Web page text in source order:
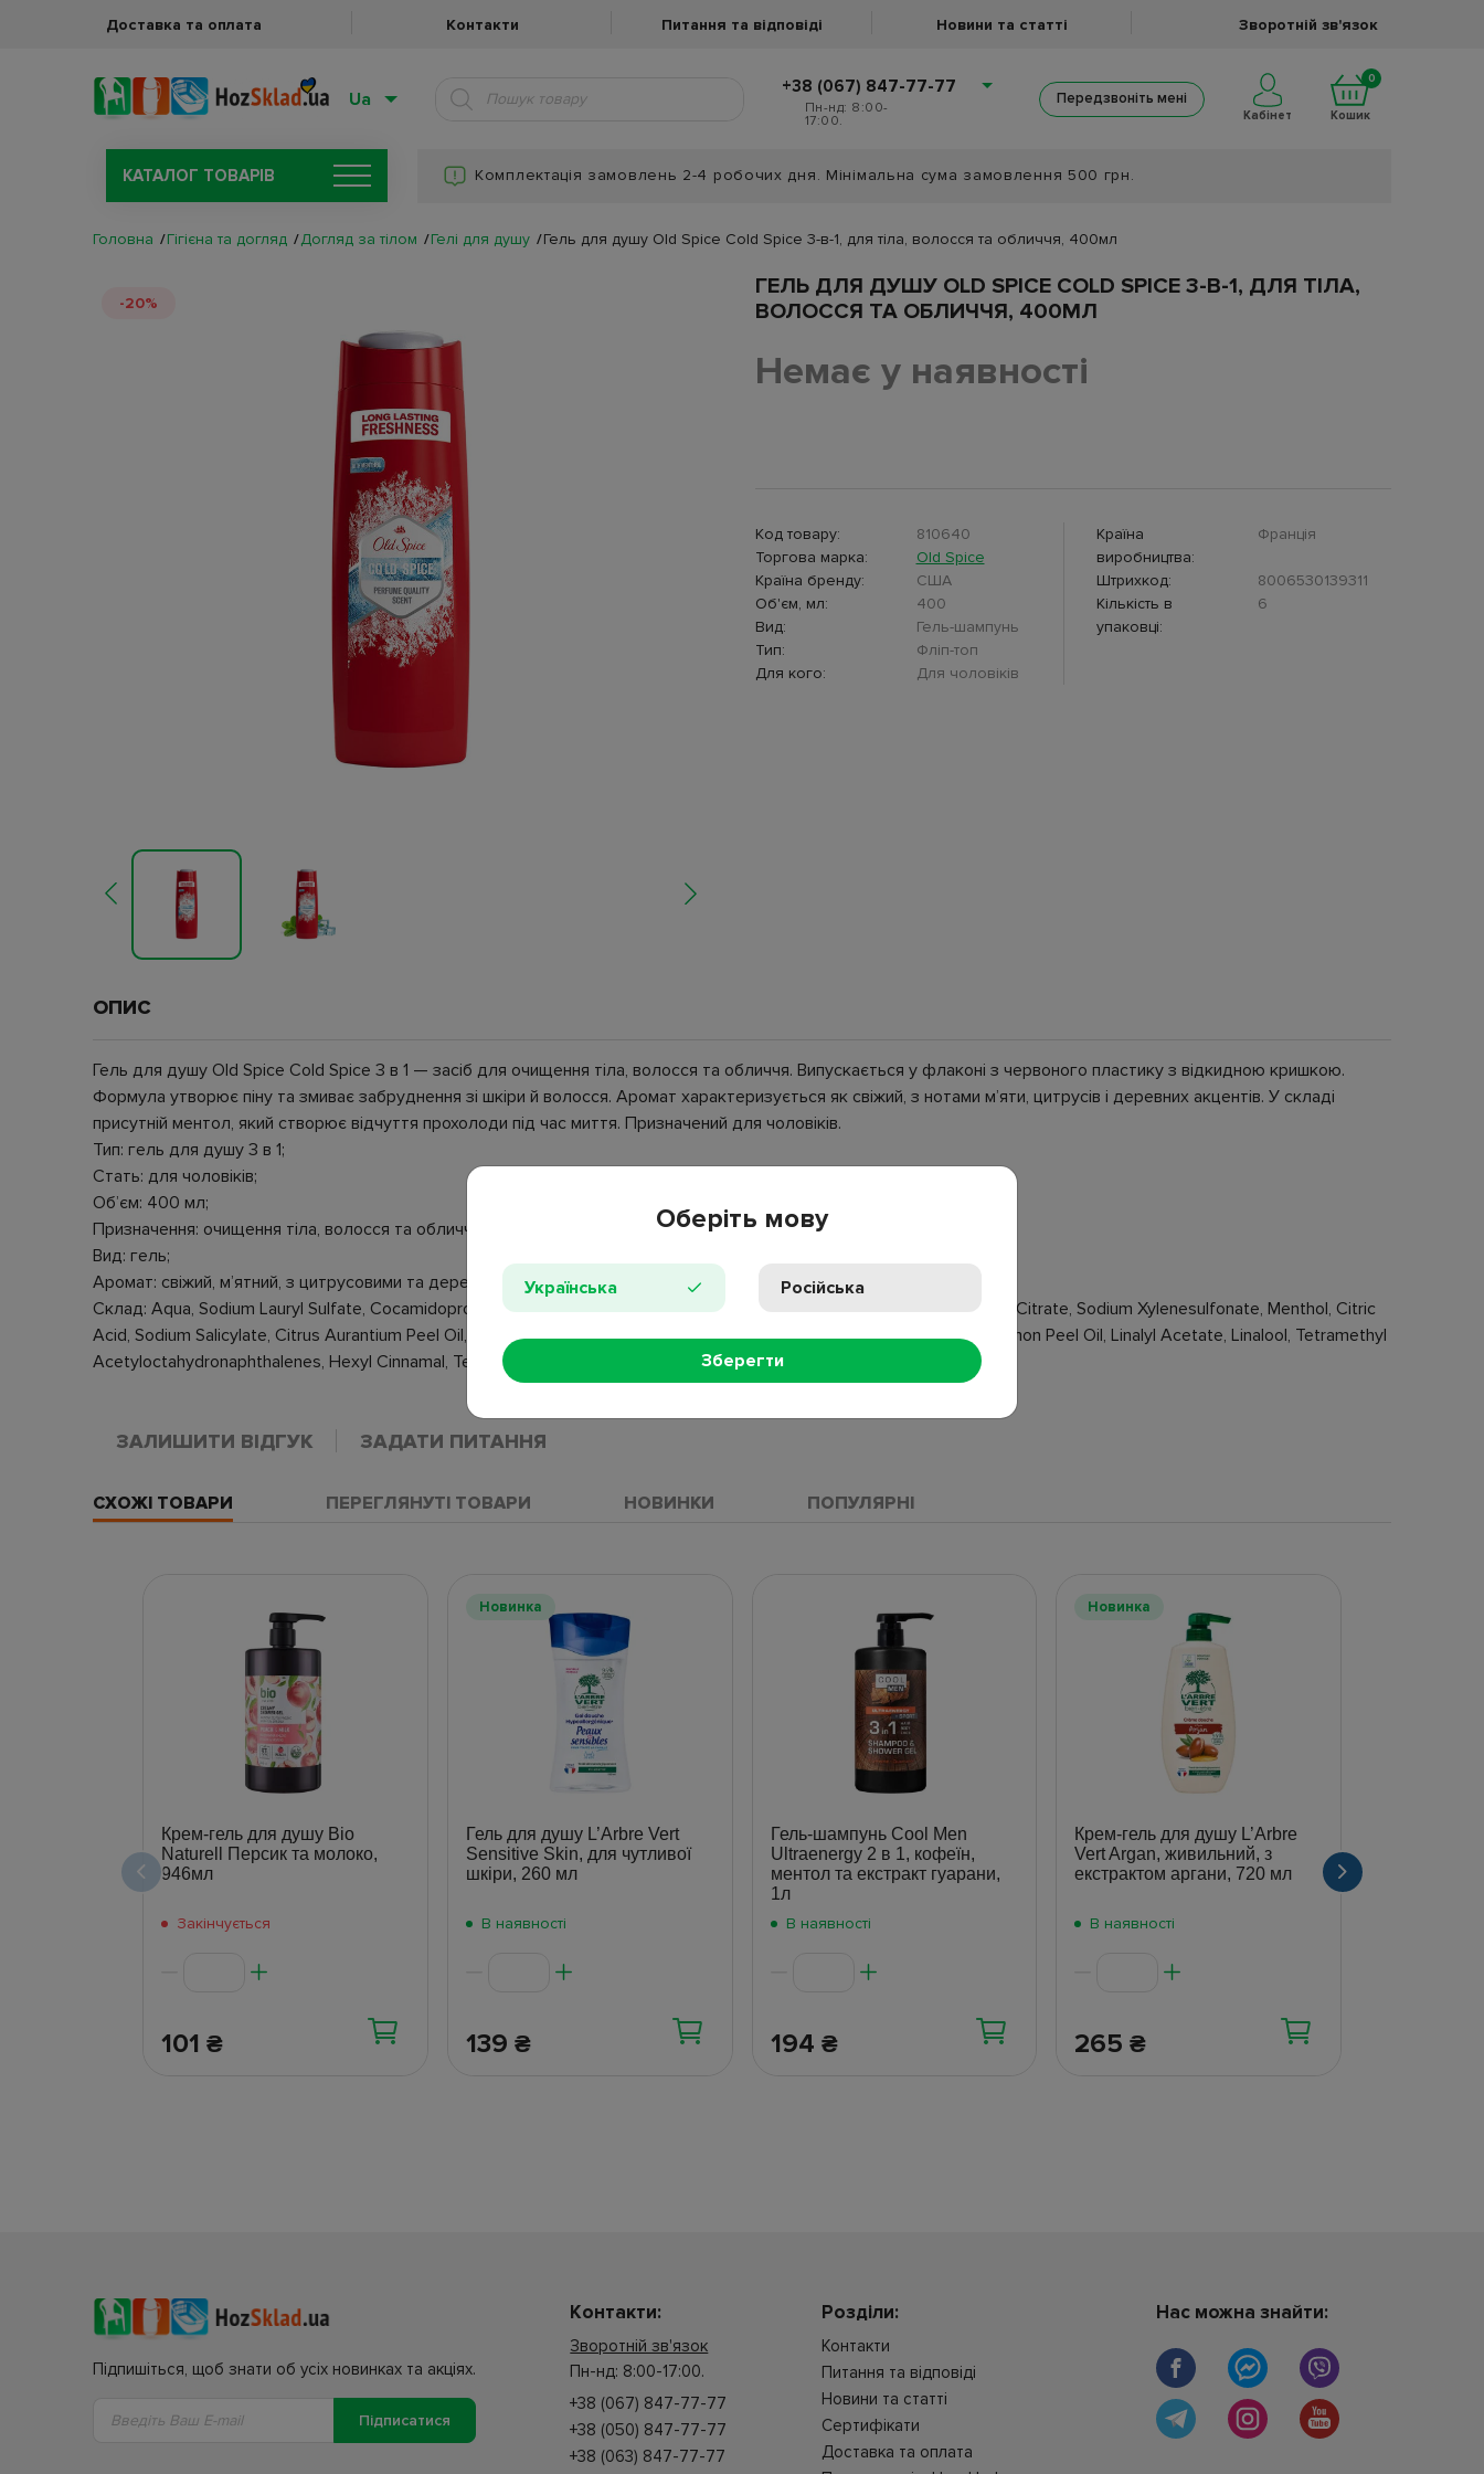
Доставка та оплата Контакти Питання та відповіді Новини та статті Зворотній зв'язок
Ua
+38 (067) 847-77-77
Пн-нд: 8:00-
17:00.
Передзвоніть мені
Кабінет
0
Кошик
КАТАЛОГ ТОВАРIВ Комплектація замовлень 2-4 робочих дня. Мінімальна сума замовлення 500 грн.
Головна Гігієна та догляд Догляд за тілом Гелі для душу Гель для душу Old Spice Cold Spice 3-в-1, для тіла, волосся та обличчя, 400мл
-20%
ГЕЛЬ ДЛЯ ДУШУ OLD SPICE COLD SPICE 3-В-1, ДЛЯ ТІЛА,
ВОЛОССЯ ТА ОБЛИЧЧЯ, 400МЛ
Немає у наявності
Код товару:
810640
Торгова марка:
Old Spice
Країна бренду:
США
Об'єм, мл:
400
Вид:
Гель-шампунь
Тип:
Фліп-топ
Для кого:
Для чоловіків
Країна
виробництва:
Франція
Штрихкод:
8006530139311
Кількість в
упаковці:
6
ОПИС
Гель для душу Old Spice Cold Spice 3 в 1 — засіб для очищення тіла, волосся та обличчя. Випускається у флаконі з червоного пластику з відкидною кришкою.
Формула утворює піну та змиває забруднення зі шкіри й волосся. Аромат характеризується як свіжий, з нотами м’яти, цитрусів і деревних акцентів. У складі
присутній ментол, який створює відчуття прохолоди під час миття. Призначений для чоловіків.
Тип: гель для душу 3 в 1;
Стать: для чоловіків;
Об’єм: 400 мл;
Призначення: очищення тіла, волосся та обличчя;
Вид: гель;
Аромат: свіжий, м’ятний, з цитрусовими та деревними нотами;
Склад: Aqua, Sodium Lauryl Sulfate, Cocamidopropyl Betaine, Benzyl Alcohol, Sodium Chloride, Sodium Benzoate, Sodium Citrate, Sodium Xylenesulfonate, Menthol, Citric
Acid, Sodium Salicylate, Citrus Aurantium Peel Oil, Parfum, Limonene, Disodium EDTA, Sodium Hydroxide, Pinene, Citrus Limon Peel Oil, Linalyl Acetate, Linalool, Tetramethyl
Acetyloctahydronaphthalenes, Hexyl Cinnamal, Terpineol, CI 42090, CI 17200, CI 19140.
ЗАЛИШИТИ ВІДГУК ЗАДАТИ ПИТАННЯ
СХОЖІ ТОВАРИ ПЕРЕГЛЯНУТІ ТОВАРИ НОВИНКИ ПОПУЛЯРНІ
Крем-гель для душу Bio
Naturell Персик та молоко,
946мл
Закінчується
101 ₴
Новинка
Гель для душу L’Arbre Vert
Sensitive Skin, для чутливої
шкіри, 260 мл
В наявності
139 ₴
Гель-шампунь Cool Men
Ultraenergy 2 в 1, кофеїн,
ментол та екстракт гуарани,
1л
В наявності
194 ₴
Новинка
Крем-гель для душу L’Arbre
Vert Argan, живильний, з
екстрактом аргани, 720 мл
В наявності
265₴
Оберіть мову
Українська Російська
Зберегти
Підпишіться, щоб знати об усіх новинках та акціях.
Підписатися
Контакти:
Зворотній зв'язок
Пн-нд: 8:00-17:00.
+38 (067) 847-77-77
+38 (050) 847-77-77
+38 (063) 847-77-77
Розділи:
Контакти
Питання та відповіді
Новини та статті
Cертифікати
Доставка та оплата
Нас можна знайти: